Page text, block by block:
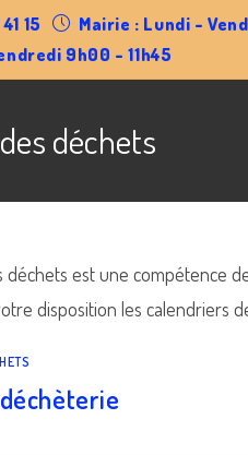
15 Mairie : Lundi -
9h00 - 11h45
déchets
déchets est une compétence
disposition les calendriers